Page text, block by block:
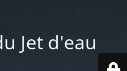
Jet d'eau